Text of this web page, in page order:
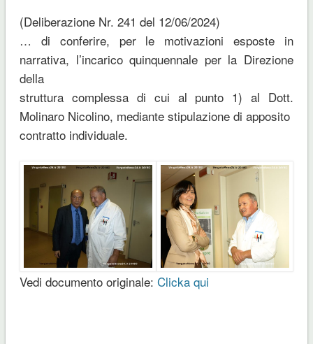
(Deliberazione Nr. 241 del 12/06/2024)
… di conferire, per le motivazioni esposte in
narrativa, l’incarico quinquennale per la Direzione
della
struttura complessa di cui al punto 1) al Dott.
Molinaro Nicolino, mediante stipulazione di apposito
contratto individuale.
Vedi documento originale: Clicka qui